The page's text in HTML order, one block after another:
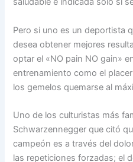
Pero si uno es un deportista
desea obtener mejores
optar el «NO pain NO gain»
entrenamiento como el
los gemelos quemarse al
Uno de los culturistas más
Schwarzennegger que citó
campeón es a través del
las repeticiones forzadas; el